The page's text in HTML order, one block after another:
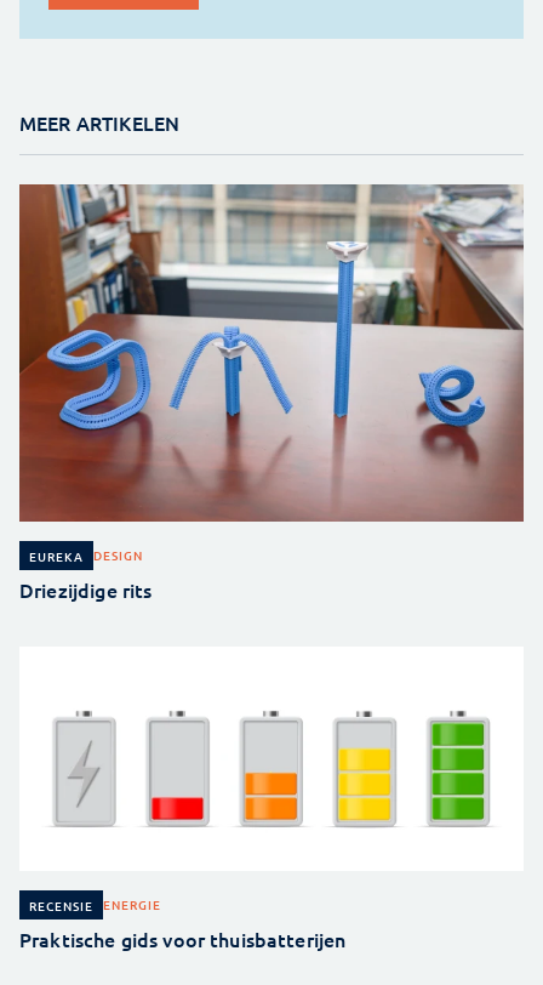
MEER ARTIKELEN
EUREKA DESIGN
Driezijdige rits
RECENSIE ENERGIE
Praktische gids voor thuisbatterijen